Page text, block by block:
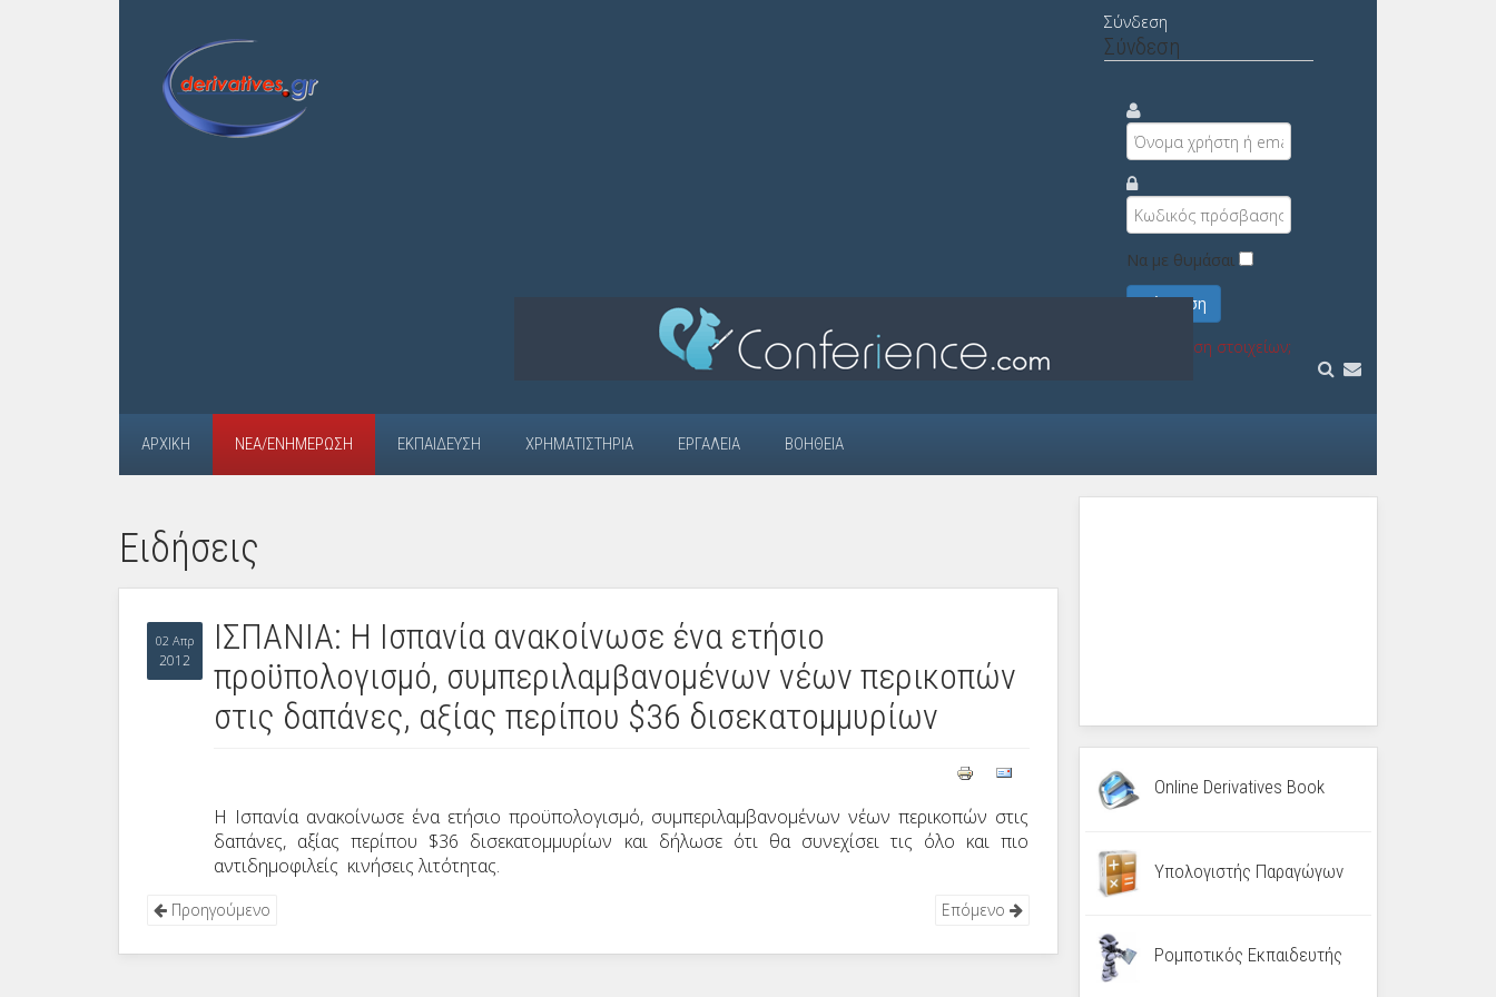
Σύνδεση
Σύνδεση
Να με θυμάσαι
Σύνδεση
Υπενθύμιση στοιχείων;
ΑΡΧΙΚΉ ΝΈΑ/ΕΝΗΜΈΡΩΣΗ ΕΚΠΑΊΔΕΥΣΗ ΧΡΗΜΑΤΙΣΤΉΡΙΑ ΕΡΓΑΛΕΊΑ ΒΟΉΘΕΙΑ
Ειδήσεις
02 Απρ
2012
ΙΣΠΑΝΙΑ: Η Ισπανία ανακοίνωσε ένα ετήσιο
προϋπολογισμό, συμπεριλαμβανομένων νέων περικοπών
στις δαπάνες, αξίας περίπου $36 δισεκατομμυρίων
Η Ισπανία ανακοίνωσε ένα ετήσιο προϋπολογισμό, συμπεριλαμβανομένων νέων περικοπών στις
δαπάνες, αξίας περίπου $36 δισεκατομμυρίων και δήλωσε ότι θα συνεχίσει τις όλο και πιο
αντιδημοφιλείς κινήσεις λιτότητας.
Προηγούμενο Επόμενο
Online Derivatives Book
Υπολογιστής Παραγώγων
Ρομποτικός Εκπαιδευτής